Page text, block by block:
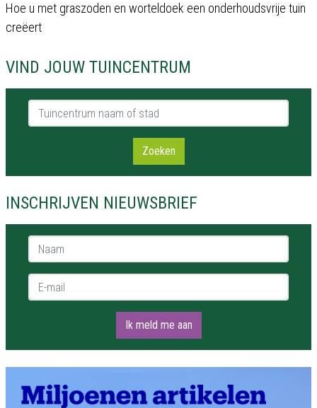
Hoe u met graszoden en worteldoek een onderhoudsvrije tuin
creëert
VIND JOUW TUINCENTRUM
Tuincentrum naam of stad
Zoeken
INSCHRIJVEN NIEUWSBRIEF
Naam *
E-mail *
Ik meld me aan